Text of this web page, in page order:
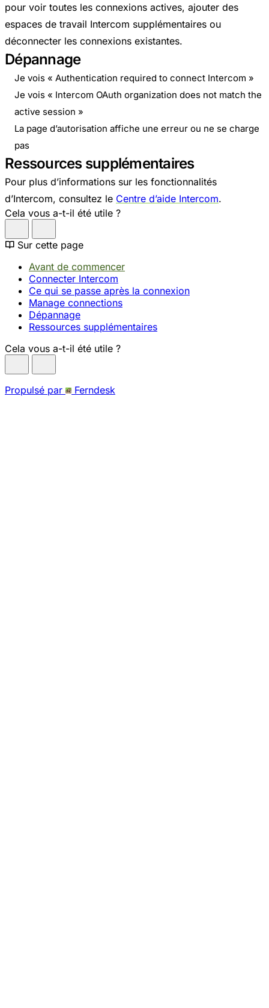
pour voir toutes les connexions actives, ajouter des
espaces de travail Intercom supplémentaires ou
déconnecter les connexions existantes.
Dépannage
Je vois « Authentication required to connect Intercom »
Je vois « Intercom OAuth organization does not match the
active session »
La page d’autorisation affiche une erreur ou ne se charge
pas
Ressources supplémentaires
Pour plus d’informations sur les fonctionnalités
d’Intercom, consultez le Centre d’aide Intercom.
Cela vous a-t-il été utile ?
Sur cette page
Avant de commencer
Connecter Intercom
Ce qui se passe après la connexion
Manage connections
Dépannage
Ressources supplémentaires
Cela vous a-t-il été utile ?
Propulsé par Ferndesk